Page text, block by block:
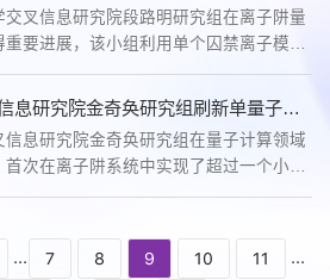
交叉信息研究院段路明研究组在离子阱量
要进展，该小组利用单个囚禁离子模拟
《基于单离子的量子拉比模型中的量
清华大学交叉信息研究院金奇奂研究组刷新单量子比特相干时间纪录
信息研究院金奇奂研究组在量子计算领域
次在离子阱系统中实现了超过一个小时
... 7 8 9 10 11 ...